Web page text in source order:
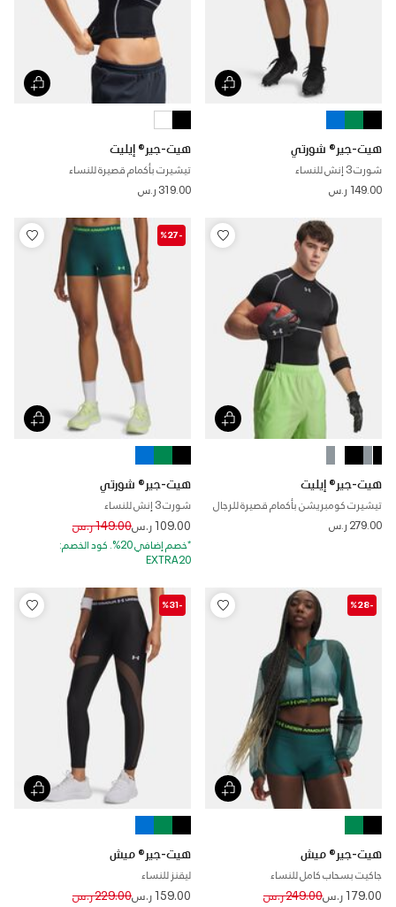
هيت-جير® شورتي
شورت 3 إنش للنساء
149.00 ر.س
هيت-جير® إيليت
تيشيرت بأكمام قصيرة للنساء
319.00 ر.س
هيت-جير® إيليت
تيشيرت كومبريشن بأكمام قصيرة للرجال
279.00 ر.س
-%27
هيت-جير® شورتي
شورت 3 إنش للنساء
109.00 ر.س Price reduced from
149.00 ر.س to
*خصم إضافي 20%. كود الخصم:
EXTRA20
-%28
هيت-جير® ميش
جاكيت بسحاب كامل للنساء
179.00 ر.س Price reduced from
249.00 ر.س to
-%31
هيت-جير® ميش
ليقنز للنساء
159.00 ر.س Price reduced from
229.00 ر.س to